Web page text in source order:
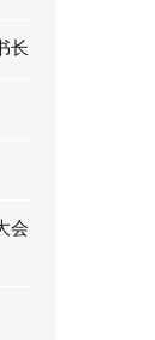
长
会